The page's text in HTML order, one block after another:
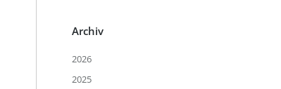
Archiv
2026
2025